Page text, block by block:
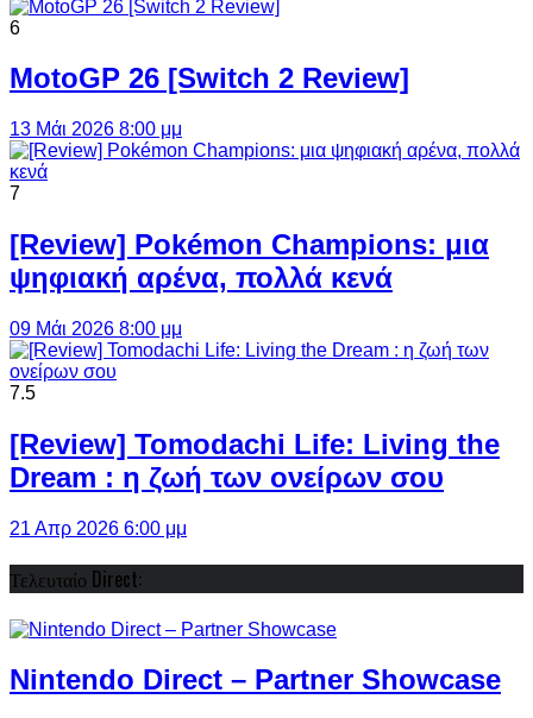
6
MotoGP 26 [Switch 2 Review]
13 Μάι 2026 8:00 μμ
7
[Review] Pokémon Champions: μια
ψηφιακή αρένα, πολλά κενά
09 Μάι 2026 8:00 μμ
7.5
[Review] Tomodachi Life: Living the
Dream : η ζωή των ονείρων σου
21 Απρ 2026 6:00 μμ
Τελευταίο Direct:
Nintendo Direct – Partner Showcase